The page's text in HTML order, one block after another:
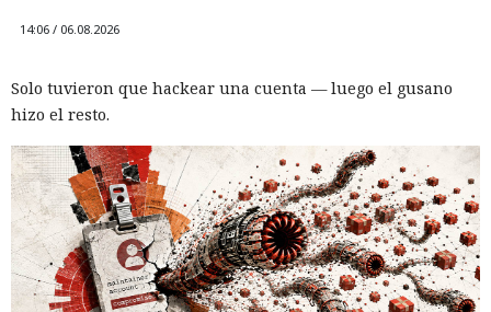
14:06 / 06.08.2026
Solo tuvieron que hackear una cuenta — luego el gusano
hizo el resto.